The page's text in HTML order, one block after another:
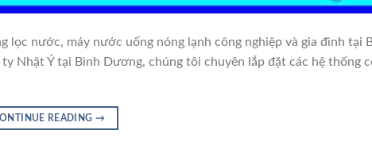
lọc nước, máy nước uống nóng lạnh công nghiệp và gia đình tại
Nhật Ý tại Bình Dương, chúng tôi chuyên lắp đặt các hệ thống
READING →